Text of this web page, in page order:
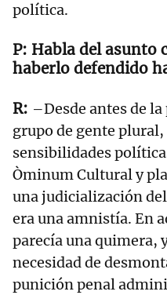
política.
Habla del asunto
haberlo defendido
–Desde antes de
grupo de gente
sensibilidades
Òminum Cultural y
una judicialización
era una amnistía. En
parecía una quimera,
necesidad de
punición penal